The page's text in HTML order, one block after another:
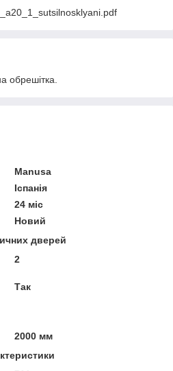
обрешітка.
Manusa
Іспанія
24 міс
Новий
дверей
2
Так
2000 мм